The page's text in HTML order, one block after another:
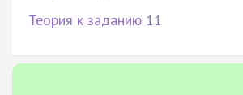
Теория к заданию 11